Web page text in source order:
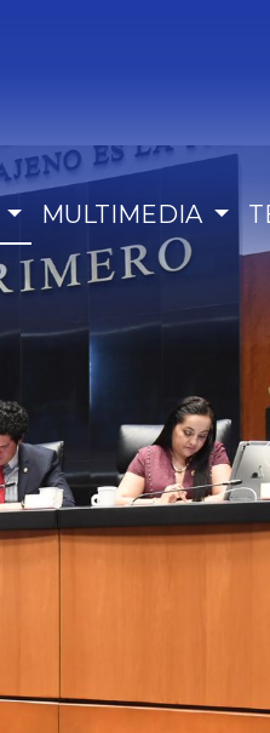
MULTIMEDIA